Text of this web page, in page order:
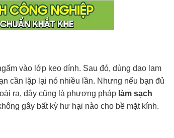
vào lớp keo dính. Sau đó, dùng dao lam
cần lặp lại nó nhiều lần. Nhưng nếu bạn đủ
ra, đây cũng là phương pháp làm sạch
gây bất kỳ hư hại nào cho bề mặt kính.